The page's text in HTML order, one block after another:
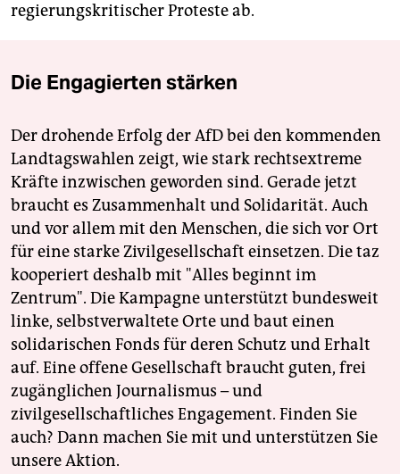
regierungskritischer Proteste ab.
Die Engagierten stärken
Der drohende Erfolg der AfD bei den kommenden
Landtagswahlen zeigt, wie stark rechtsextreme
Kräfte inzwischen geworden sind. Gerade jetzt
braucht es Zusammenhalt und Solidarität. Auch
und vor allem mit den Menschen, die sich vor Ort
für eine starke Zivilgesellschaft einsetzen. Die taz
kooperiert deshalb mit "Alles beginnt im
Zentrum". Die Kampagne unterstützt bundesweit
linke, selbstverwaltete Orte und baut einen
solidarischen Fonds für deren Schutz und Erhalt
auf. Eine offene Gesellschaft braucht guten, frei
zugänglichen Journalismus – und
zivilgesellschaftliches Engagement. Finden Sie
auch? Dann machen Sie mit und unterstützen Sie
unsere Aktion.